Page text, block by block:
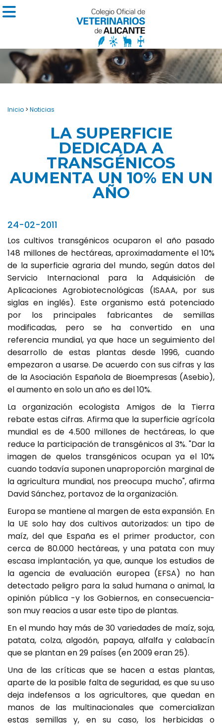
Inicio > Noticias
LA SUPERFICIE
DEDICADA A
TRANSGÉNICOS
AUMENTA UN 10% EN UN
AÑO
24-02-2011
Los cultivos transgénicos ocuparon el año pasado
148 millones de hectáreas, aproximadamente el 10%
de la superficie agraria del mundo, según datos del
Servicio Internacional para la Adquisición de
Aplicaciones Agrobiotecnológicas (ISAAA, por sus
siglas en inglés). Este organismo está potenciado
por los principales fabricantes de semillas
modificadas, pero se ha convertido en una
referencia mundial, ya que hace un seguimiento del
desarrollo de estas plantas desde 1996, cuando
empezaron a usarse. De acuerdo con sus cifras y las
de la Asociación Española de Bioempresas (Asebio),
el aumento en solo un año es del 10%.
La organización ecologista Amigos de la Tierra
rebate estas cifras. Afirma que la superficie agrícola
mundial es de 4.500 millones de hectáreas, lo que
reduce la participación de transgénicos al 3%. "Dar la
imagen de quelos transgénicos ocupan ya el 10%
cuando todavía suponen unaproporción marginal de
la agricultura mundial, nos preocupa mucho", afirma
David Sánchez, portavoz de la organización.
Europa se mantiene al margen de esta expansión. En
la UE solo hay dos cultivos autorizados: un tipo de
maíz, del que España es el primer productor, con
cerca de 80.000 hectáreas, y una patata con muy
escasa implantación, ya que, aunque los estudios de
la agencia de evaluación europea (EFSA) no han
detectado peligro para la salud humana o animal, la
opinión pública -y los Gobiernos, en consecuencia-
son muy reacios a usar este tipo de plantas.
En el mundo hay más de 30 variedades de maíz, soja,
patata, colza, algodón, papaya, alfalfa y calabacín
que se plantan en 29 países (en 2009 eran 25).
Una de las críticas que se hacen a estas plantas,
aparte de la posible falta de seguridad, es que su uso
deja indefensos a los agricultores, que quedan en
manos de las multinacionales que comercializan
estas semillas y, en su caso, los herbicidas o